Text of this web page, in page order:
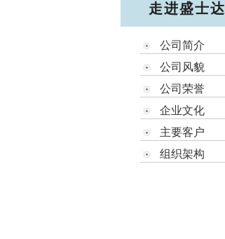
走进盛士达
公司简介
公司风貌
公司荣誉
企业文化
主要客户
组织架构